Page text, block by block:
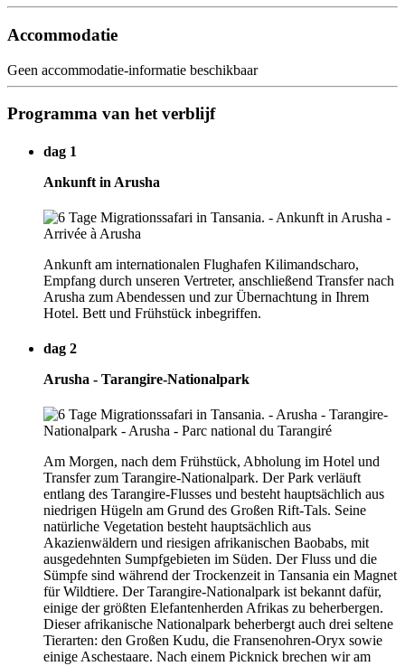
Accommodatie
Geen accommodatie-informatie beschikbaar
Programma van het verblijf
dag 1
Ankunft in Arusha
Ankunft am internationalen Flughafen Kilimandscharo,
Empfang durch unseren Vertreter, anschließend Transfer nach
Arusha zum Abendessen und zur Übernachtung in Ihrem
Hotel. Bett und Frühstück inbegriffen.
dag 2
Arusha - Tarangire-Nationalpark
Am Morgen, nach dem Frühstück, Abholung im Hotel und
Transfer zum Tarangire-Nationalpark. Der Park verläuft
entlang des Tarangire-Flusses und besteht hauptsächlich aus
niedrigen Hügeln am Grund des Großen Rift-Tals. Seine
natürliche Vegetation besteht hauptsächlich aus
Akazienwäldern und riesigen afrikanischen Baobabs, mit
ausgedehnten Sumpfgebieten im Süden. Der Fluss und die
Sümpfe sind während der Trockenzeit in Tansania ein Magnet
für Wildtiere. Der Tarangire-Nationalpark ist bekannt dafür,
einige der größten Elefantenherden Afrikas zu beherbergen.
Dieser afrikanische Nationalpark beherbergt auch drei seltene
Tierarten: den Großen Kudu, die Fransenohren-Oryx sowie
einige Aschestaare. Nach einem Picknick brechen wir am